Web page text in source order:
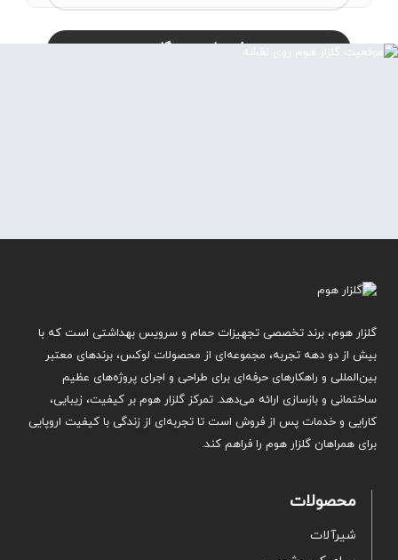
گلزار هوم، برند تخصصی تجهیزات حمام و سرویس بهداشتی است که با
بیش از دو دهه تجربه، مجموعه‌ای از محصولات لوکس، برندهای معتبر
بین‌المللی و راهکارهای حرفه‌ای برای طراحی و اجرای پروژه‌های عظیم
ساختمانی و بازسازی ارائه می‌دهد. تمرکز گلزار هوم بر کیفیت، زیبایی،
کارایی و خدمات پس از فروش است تا تجربه‌ای از زندگی با کیفیت اروپایی
برای همراهان گلزار هوم را فراهم کند.
محصولات
شیرآلات